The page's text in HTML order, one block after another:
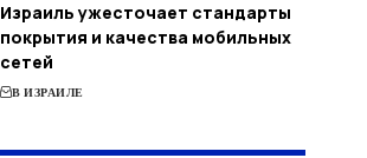
Израиль ужесточает стандарты
покрытия и качества мобильных
сетей
В ИЗРАИЛЕ